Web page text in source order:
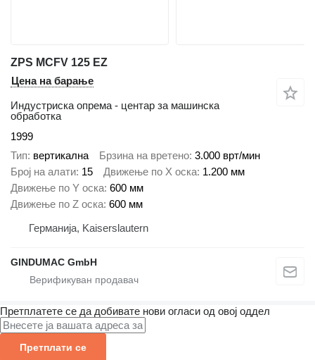
ZPS MCFV 125 EZ
Цена на барање
Индустриска опрема - центар за машинска
обработка
1999
Тип вертикална Брзина на вретено 3.000 врт/мин
Број на алати 15 Движење по Х оска 1.200 мм
Движење по Y оска 600 мм
Движење по Z оска 600 мм
Германија, Kaiserslautern
GINDUMAC GmbH
Претплатете се да добивате нови огласи од овој оддел
Претплати се